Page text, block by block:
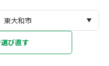
び直す